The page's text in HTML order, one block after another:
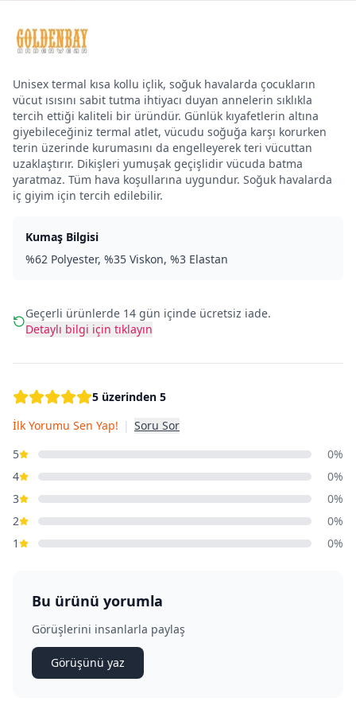
Unisex termal kısa kollu içlik, soğuk havalarda çocukların
vücut ısısını sabit tutma ihtiyacı duyan annelerin sıklıkla
tercih ettiği kaliteli bir üründür. Günlük kıyafetlerin altına
giyebileceğiniz termal atlet, vücudu soğuğa karşı korurken
terin üzerinde kurumasını da engelleyerek teri vücuttan
uzaklaştırır. Dikişleri yumuşak geçişlidir vücuda batma
yaratmaz. Tüm hava koşullarına uygundur. Soğuk havalarda
iç giyim için tercih edilebilir.
Kumaş Bilgisi
%62 Polyester, %35 Viskon, %3 Elastan
Geçerli ürünlerde 14 gün içinde ücretsiz iade.
Detaylı bilgi için tıklayın
5 üzerinden 5
İlk Yorumu Sen Yap! | Soru Sor
5
0%
4
0%
3
0%
2
0%
1
0%
Bu ürünü yorumla
Görüşlerini insanlarla paylaş
Görüşünü yaz